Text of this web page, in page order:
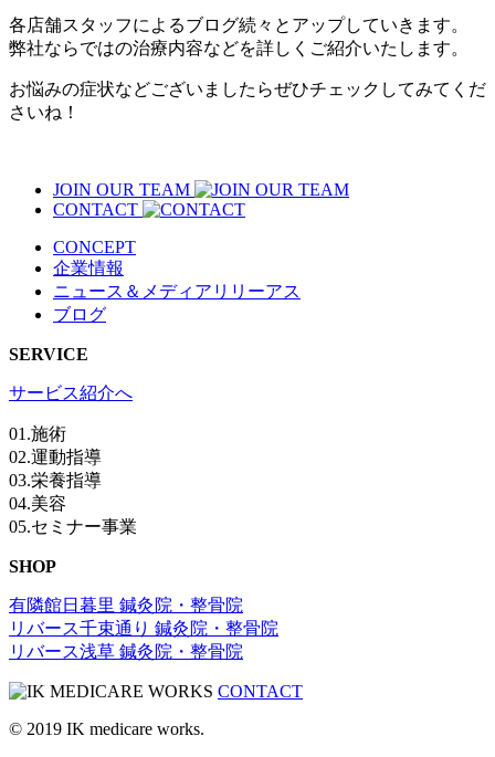
各店舗スタッフによるブログ続々とアップしていきます。
弊社ならではの治療内容などを詳しくご紹介いたします。
お悩みの症状などございましたらぜひチェックしてみてくだ
さいね！
JOIN OUR TEAM
CONTACT
CONCEPT
企業情報
ニュース＆メディアリリーアス
ブログ
SERVICE
サービス紹介へ
01.施術
02.運動指導
03.栄養指導
04.美容
05.セミナー事業
SHOP
有隣館日暮里 鍼灸院・整骨院
リバース千束通り 鍼灸院・整骨院
リバース浅草 鍼灸院・整骨院
CONTACT
© 2019 IK medicare works.